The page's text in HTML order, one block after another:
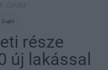
Cordia
Zugló
része
új lakással